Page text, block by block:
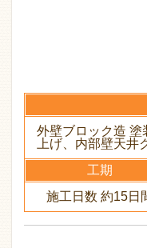
外壁ブロック造 塗
上げ、内部壁天井
工期
施工日数 約15日